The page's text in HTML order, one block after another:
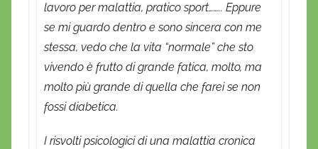
lavoro per malattia, pratico sport…….. Eppure
se mi guardo dentro e sono sincera con me
stessa, vedo che la vita “normale” che sto
vivendo è frutto di grande fatica, molto, ma
molto più grande di quella che farei se non
fossi diabetica.
I risvolti psicologici di una malattia cronica